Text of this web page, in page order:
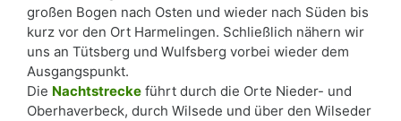
großen Bogen nach Osten und wieder nach Süden bis
kurz vor den Ort Harmelingen. Schließlich nähern wir
uns an Tütsberg und Wulfsberg vorbei wieder dem
Ausgangspunkt.
Die Nachtstrecke führt durch die Orte Nieder- und
Oberhaverbeck, durch Wilsede und über den Wilseder